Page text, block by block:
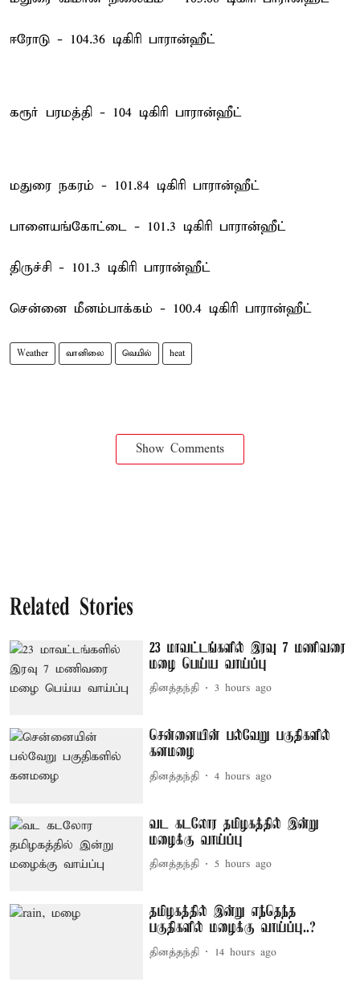
ஈரோடு - 104.36 டிகிரி பாரான்ஹீட்
கரூர் பரமத்தி - 104 டிகிரி பாரான்ஹீட்
மதுரை நகரம் - 101.84 டிகிரி பாரான்ஹீட்
பாளையங்கோட்டை - 101.3 டிகிரி பாரான்ஹீட்
திருச்சி - 101.3 டிகிரி பாரான்ஹீட்
சென்னை மீனம்பாக்கம் - 100.4 டிகிரி பாரான்ஹீட்
Weather வானிலை வெயில் heat
Show Comments
Related Stories
23 மாவட்டங்களில் இரவு 7 மணிவரை
மழை பெய்ய வாய்ப்பு
தினத்தந்தி 3 hours ago
சென்னையின் பல்வேறு பகுதிகளில்
கனமழை
தினத்தந்தி 4 hours ago
வட கடலோர தமிழகத்தில் இன்று
மழைக்கு வாய்ப்பு
தினத்தந்தி 5 hours ago
தமிழகத்தில் இன்று எந்தெந்த
பகுதிகளில் மழைக்கு வாய்ப்பு..?
தினத்தந்தி 14 hours ago